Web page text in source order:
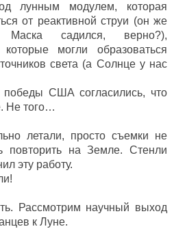
лунным модулем, которая
от реактивной струи (он же
садился, верно?),
могли образоваться
света (а Солнце у нас
победы США согласились, что
Не того…
летали, просто съемки не
повторить на Земле. Стенли
эту работу.
Рассмотрим научный выход
к Луне.